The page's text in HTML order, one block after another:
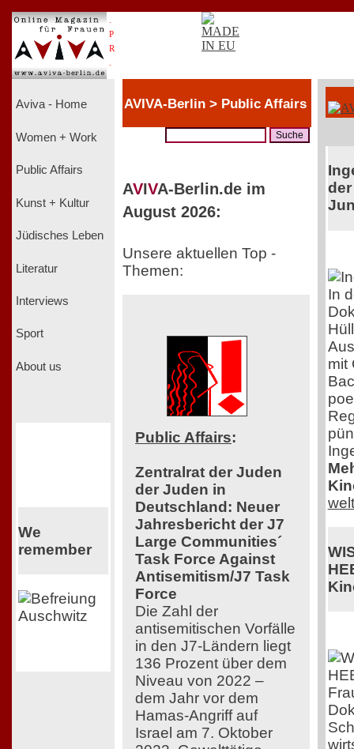
P
R
Aviva - Home
Women + Work
Public Affairs
Kunst + Kultur
Jüdisches Leben
Literatur
Interviews
Sport
About us
We
remember
AVIVA-Berlin > Public Affairs
AVIVA-Berlin.de im
August 2026:
Unsere aktuellen Top -
Themen:
Public Affairs:
Zentralrat der Juden
der Juden in
Deutschland: Neuer
Jahresbericht der J7
Large Communities´
Task Force Against
Antisemitism/J7 Task
Force
Die Zahl der
antisemitischen Vorfälle
in den J7-Ländern liegt
136 Prozent über dem
Niveau von 2022 –
dem Jahr vor dem
Hamas-Angriff auf
Israel am 7. Oktober
In
mit